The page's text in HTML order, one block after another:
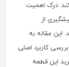
درک اهمیت
از
این مقاله به
کاربرد اصلی
این قطعه